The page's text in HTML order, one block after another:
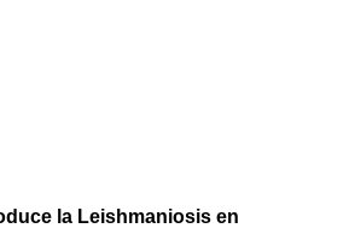
la Leishmaniosis en